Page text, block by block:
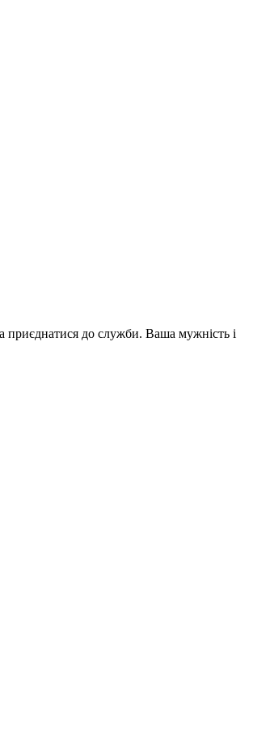
приєднатися до служби. Ваша мужність і